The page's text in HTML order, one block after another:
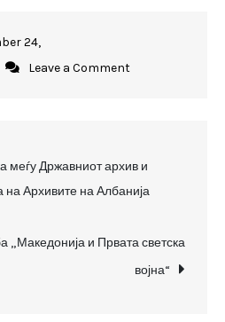
24,
Leave a Comment
Првата
светска
во
Воениот
меѓу Државниот архив и
на Архивите на Албанија
„Македонија и Првата светска
војна“